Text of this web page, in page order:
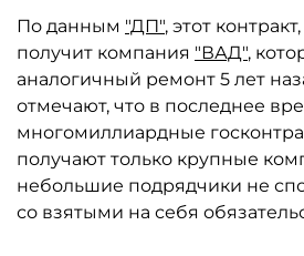
По данным "ДП", этот
получит компания "ВАД",
аналогичный ремонт 5 лет
отмечают, что в последнее
многомиллиардные
получают только крупные
небольшие подрядчики не
со взятыми на себя